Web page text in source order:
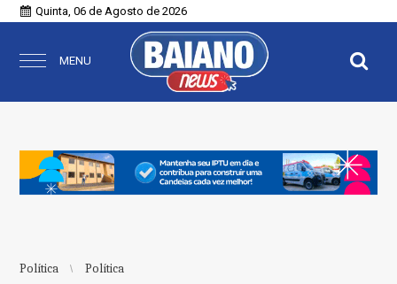
Quinta, 06 de Agosto de 2026
MENU
Política Política